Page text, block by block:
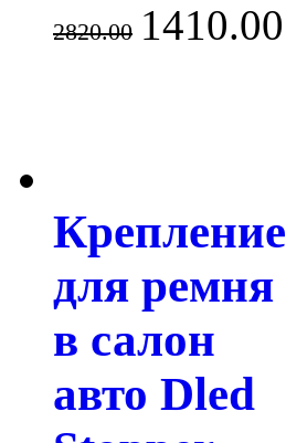
2820.00 1410.00
Крепление
для ремня
в салон
авто Dled